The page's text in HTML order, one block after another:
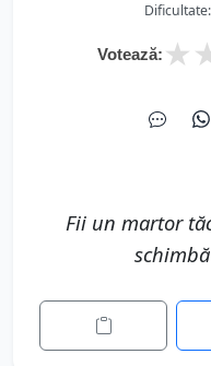
Votează: ★
Fii un martor